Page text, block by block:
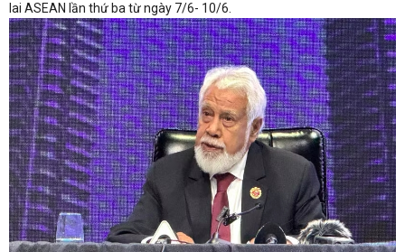
lai ASEAN lần thứ ba từ ngày 7/6- 10/6.